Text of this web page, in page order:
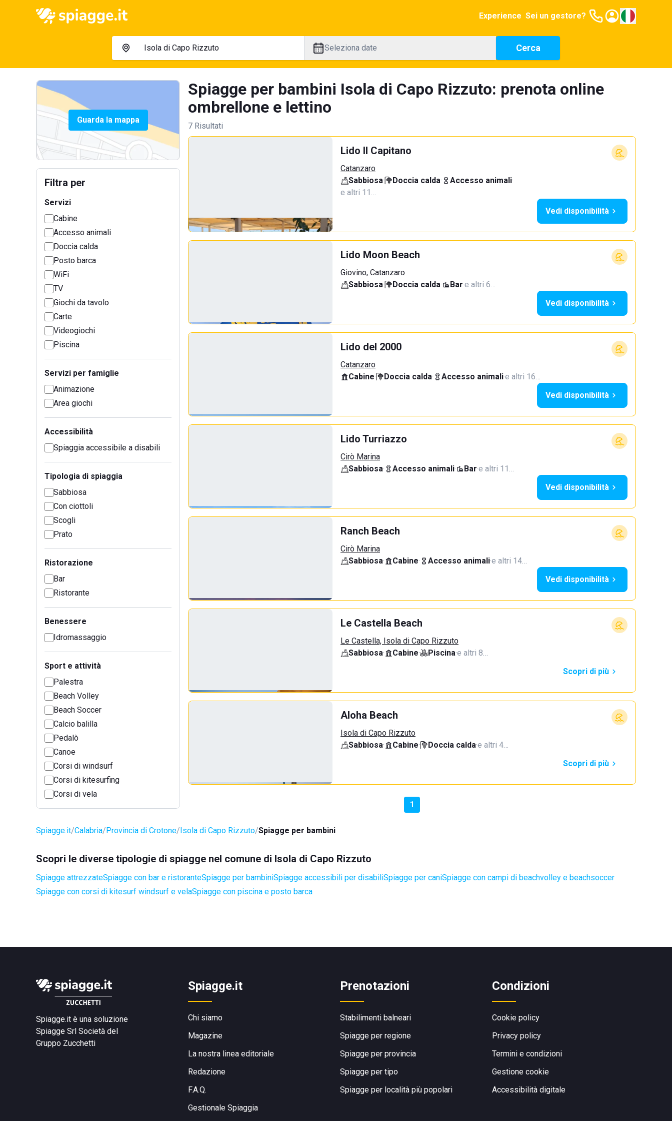
Experience Sei un gestore?
Seleziona date Cerca
Guarda la mappa
Filtra per
Servizi
Cabine
Accesso animali
Doccia calda
Posto barca
WiFi
TV
Giochi da tavolo
Carte
Videogiochi
Piscina
Servizi per famiglie
Animazione
Area giochi
Accessibilità
Spiaggia accessibile a disabili
Tipologia di spiaggia
Sabbiosa
Con ciottoli
Scogli
Prato
Ristorazione
Bar
Ristorante
Benessere
Idromassaggio
Sport e attività
Palestra
Beach Volley
Beach Soccer
Calcio balilla
Pedalò
Canoe
Corsi di windsurf
Corsi di kitesurfing
Corsi di vela
Spiagge per bambini Isola di Capo Rizzuto: prenota online
ombrellone e lettino
7 Risultati
Lido Il Capitano
Catanzaro
Sabbiosa· Doccia calda· Accesso animali·
e altri 11…
Vedi disponibilità
Lido Moon Beach
Giovino, Catanzaro
Sabbiosa· Doccia calda· Bar·e altri 6…
Vedi disponibilità
Lido del 2000
Catanzaro
Cabine· Doccia calda· Accesso animali·e altri 16…
Vedi disponibilità
Lido Turriazzo
Cirò Marina
Sabbiosa· Accesso animali· Bar·e altri 11…
Vedi disponibilità
Ranch Beach
Cirò Marina
Sabbiosa· Cabine· Accesso animali·e altri 14…
Vedi disponibilità
Le Castella Beach
Le Castella, Isola di Capo Rizzuto
Sabbiosa· Cabine· Piscina·e altri 8…
Scopri di più
Aloha Beach
Isola di Capo Rizzuto
Sabbiosa· Cabine· Doccia calda·e altri 4…
Scopri di più
1
Spiagge.it Calabria Provincia di Crotone Isola di Capo Rizzuto Spiagge per bambini
Scopri le diverse tipologie di spiagge nel comune di Isola di Capo Rizzuto
Spiagge attrezzateSpiagge con bar e ristoranteSpiagge per bambiniSpiagge accessibili per disabiliSpiagge per caniSpiagge con campi di beachvolley e beachsoccer
Spiagge con corsi di kitesurf windsurf e velaSpiagge con piscina e posto barca
Spiagge.it è una soluzione
Spiagge Srl Società del
Gruppo Zucchetti
Spiagge.it
Chi siamo
Magazine
La nostra linea editoriale
Redazione
F.A.Q.
Gestionale Spiaggia
Prenotazioni
Stabilimenti balneari
Spiagge per regione
Spiagge per provincia
Spiagge per tipo
Spiagge per località più popolari
Condizioni
Cookie policy
Privacy policy
Termini e condizioni
Gestione cookie
Accessibilità digitale